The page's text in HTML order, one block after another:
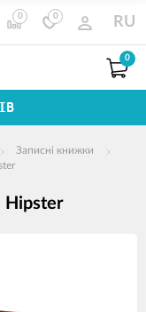
0 0 RU
0
Записні книжки
Hipster